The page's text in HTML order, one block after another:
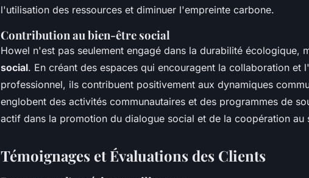
l'utilisation des ressources et diminuer l'empreinte carbone.
Contribution au bien-être social
Howel n'est pas seulement engagé dans la durabilité écologique,
social. En créant des espaces qui encouragent la collaboration et
professionnel, ils contribuent positivement aux dynamiques
englobent des activités communautaires et des programmes de
actif dans la promotion du dialogue social et de la coopération au
Témoignages et Évaluations des Clients